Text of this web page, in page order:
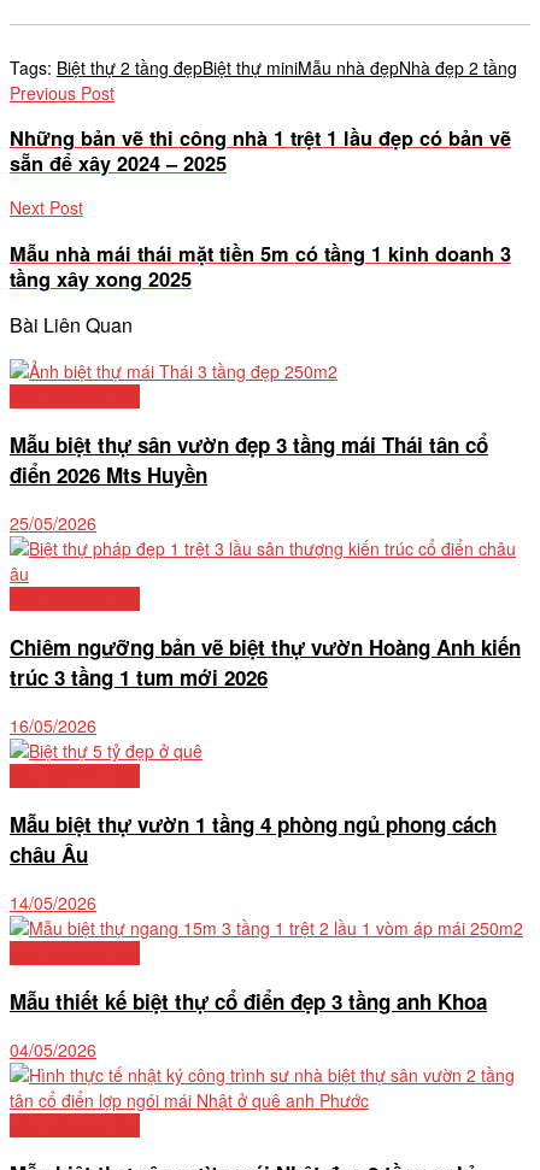
Tags: Biệt thự 2 tầng đẹpBiệt thự miniMẫu nhà đẹpNhà đẹp 2 tầng
Previous Post
Những bản vẽ thi công nhà 1 trệt 1 lầu đẹp có bản vẽ
sẵn để xây 2024 – 2025
Next Post
Mẫu nhà mái thái mặt tiền 5m có tầng 1 kinh doanh 3
tầng xây xong 2025
Bài Liên Quan
Mẫu biệt thự sân vườn đẹp 3 tầng mái Thái tân cổ
điển 2026 Mts Huyền
25/05/2026
Chiêm ngưỡng bản vẽ biệt thự vườn Hoàng Anh kiến
trúc 3 tầng 1 tum mới 2026
16/05/2026
Mẫu biệt thự vườn 1 tầng 4 phòng ngủ phong cách
châu Âu
14/05/2026
Mẫu thiết kế biệt thự cổ điển đẹp 3 tầng anh Khoa
04/05/2026